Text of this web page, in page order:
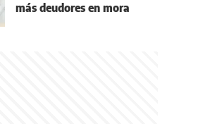
más deudores en mora